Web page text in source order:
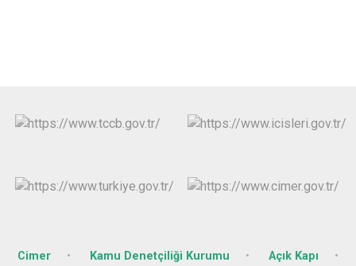
Cimer Kamu Denetçiliği Kurumu Açık Kapı